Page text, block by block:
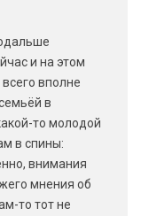
и на этом
вполне
в
то молодой
в спины:
внимания
мнения об
то тот не